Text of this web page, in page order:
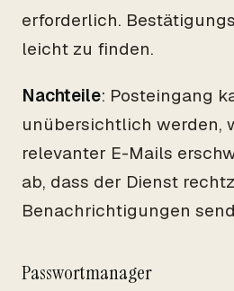
erforderlich.
leicht zu finden.
Nachteile: Posteingang
unübersichtlich werden,
relevanter E-Mails
ab, dass der Dienst
Benachrichtigungen
Passwortmanager